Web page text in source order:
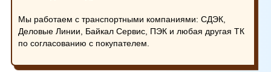
Мы работаем с транспортными компаниями: СДЭК,
Деловые Линии, Байкал Сервис, ПЭК и любая другая ТК
по согласованию с покупателем.